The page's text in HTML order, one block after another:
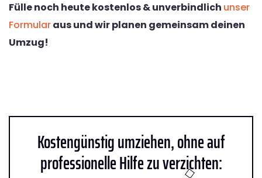
Fülle noch heute kostenlos & unverbindlich unser
Formularaus und wir planen gemeinsam deinen
Umzug!
Kostengünstig umziehen, ohne auf
professionelle Hilfe zu verzichten: